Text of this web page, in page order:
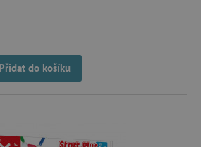
Přidat do košíku